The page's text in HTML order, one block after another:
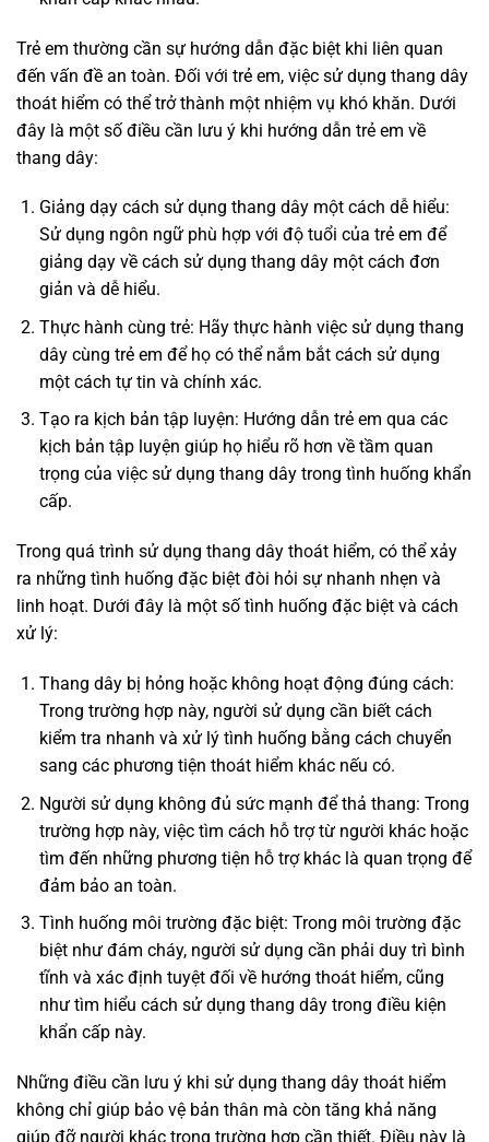
Trẻ em thường cần sự hướng dẫn đặc biệt khi liên quan
đến vấn đề an toàn. Đối với trẻ em, việc sử dụng thang dây
thoát hiểm có thể trở thành một nhiệm vụ khó khăn. Dưới
đây là một số điều cần lưu ý khi hướng dẫn trẻ em về
thang dây:
Giảng dạy cách sử dụng thang dây một cách dễ hiểu:
Sử dụng ngôn ngữ phù hợp với độ tuổi của trẻ em để
giảng dạy về cách sử dụng thang dây một cách đơn
giản và dễ hiểu.
Thực hành cùng trẻ: Hãy thực hành việc sử dụng thang
dây cùng trẻ em để họ có thể nắm bắt cách sử dụng
một cách tự tin và chính xác.
Tạo ra kịch bản tập luyện: Hướng dẫn trẻ em qua các
kịch bản tập luyện giúp họ hiểu rõ hơn về tầm quan
trọng của việc sử dụng thang dây trong tình huống khẩn
cấp.
Trong quá trình sử dụng thang dây thoát hiểm, có thể xảy
ra những tình huống đặc biệt đòi hỏi sự nhanh nhẹn và
linh hoạt. Dưới đây là một số tình huống đặc biệt và cách
xử lý:
Thang dây bị hỏng hoặc không hoạt động đúng cách:
Trong trường hợp này, người sử dụng cần biết cách
kiểm tra nhanh và xử lý tình huống bằng cách chuyển
sang các phương tiện thoát hiểm khác nếu có.
Người sử dụng không đủ sức mạnh để thả thang: Trong
trường hợp này, việc tìm cách hỗ trợ từ người khác hoặc
tìm đến những phương tiện hỗ trợ khác là quan trọng để
đảm bảo an toàn.
Tình huống môi trường đặc biệt: Trong môi trường đặc
biệt như đám cháy, người sử dụng cần phải duy trì bình
tĩnh và xác định tuyệt đối về hướng thoát hiểm, cũng
như tìm hiểu cách sử dụng thang dây trong điều kiện
khẩn cấp này.
Những điều cần lưu ý khi sử dụng thang dây thoát hiểm
không chỉ giúp bảo vệ bản thân mà còn tăng khả năng
giúp đỡ người khác trong trường hợp cần thiết. Điều này là